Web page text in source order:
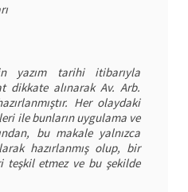
yazım tarihi itibarıyla
dikkate alınarak Av. Arb.
Her olaydaki
ile bunların uygulama ve
bu makale yalnızca
hazırlanmış olup, bir
teşkil etmez ve bu şekilde